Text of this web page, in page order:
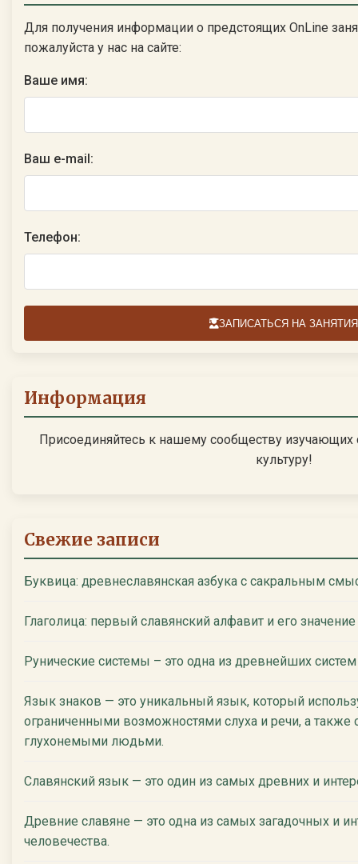
Для получения информации о предстоящих OnLine
пожалуйста у нас на сайте:
Ваше имя:
Ваш e-mail:
Телефон:
ЗАПИСАТЬСЯ НА ЗАНЯТИЯ
Информация
Присоединяйтесь к нашему сообществу изучающих
культуру!
Свежие записи
Буквица: древнеславянская азбука с сакральным
Глаголица: первый славянский алфавит и его
Рунические системы – это одна из древнейших
Язык знаков — это уникальный язык, который
ограниченными возможностями слуха и речи, а также
глухонемыми людьми.
Славянский язык — это один из самых древних и
Древние славяне — это одна из самых загадочных и
человечества.